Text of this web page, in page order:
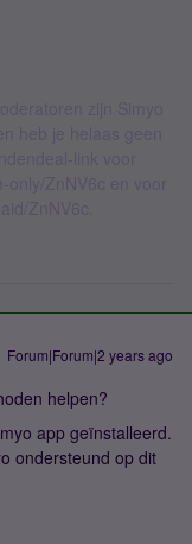
Forum|Forum|2 years ago
helpen?
app geïnstalleerd.
ondersteund op dit